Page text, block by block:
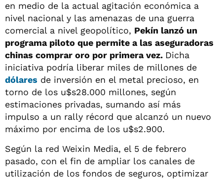
en medio de la actual agitación económica a
nivel nacional y las amenazas de una guerra
comercial a nivel geopolítico, Pekín lanzó un
programa piloto que permite a las aseguradoras
chinas comprar oro por primera vez. Dicha
iniciativa podría liberar miles de millones de
dólares de inversión en el metal precioso, en
torno de los u$s28.000 millones, según
estimaciones privadas, sumando así más
impulso a un rally récord que alcanzó un nuevo
máximo por encima de los u$s2.900.
Según la red Weixin Media, el 5 de febrero
pasado, con el fin de ampliar los canales de
utilización de los fondos de seguros, optimizar